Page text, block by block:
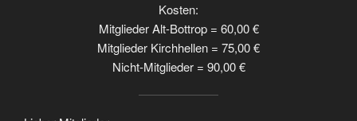
Kosten:
Mitglieder Alt-Bottrop = 60,00 €
Mitglieder Kirchhellen = 75,00 €
Nicht-Mitglieder = 90,00 €